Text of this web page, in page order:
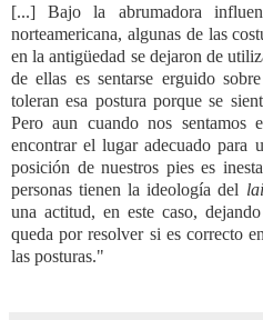
[...] Bajo la abrumadora
norteamericana, algunas de las
en la antigüedad se dejaron de
de ellas es sentarse erguido
toleran esa postura porque se
Pero aun cuando nos
encontrar el lugar adecuado para
posición de nuestros pies es
personas tienen la ideología del
una actitud, en este caso,
queda por resolver si es correcto
las posturas."